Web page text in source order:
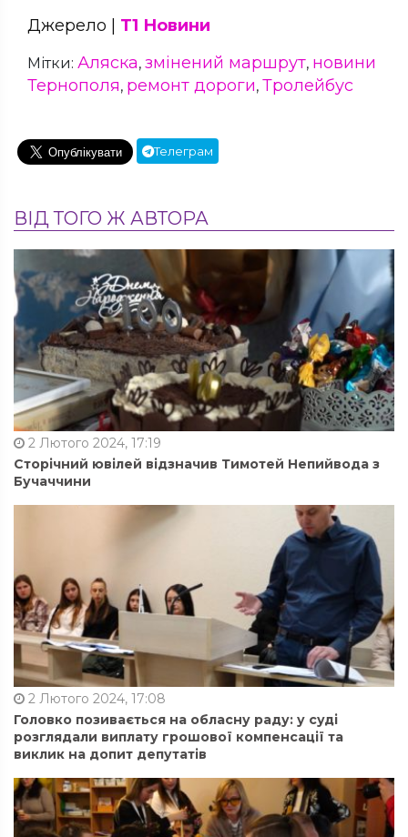
Джерело | Т1 Новини
Мітки: Аляска, змінений маршрут, новини
Тернополя, ремонт дороги, Тролейбус
Телеграм
ВІД ТОГО Ж АВТОРА
2 Лютого 2024, 17:19
Сторічний ювілей відзначив Тимотей Непийвода з
Бучаччини
2 Лютого 2024, 17:08
Головко позивається на обласну раду: у суді
розглядали виплату грошової компенсації та
виклик на допит депутатів